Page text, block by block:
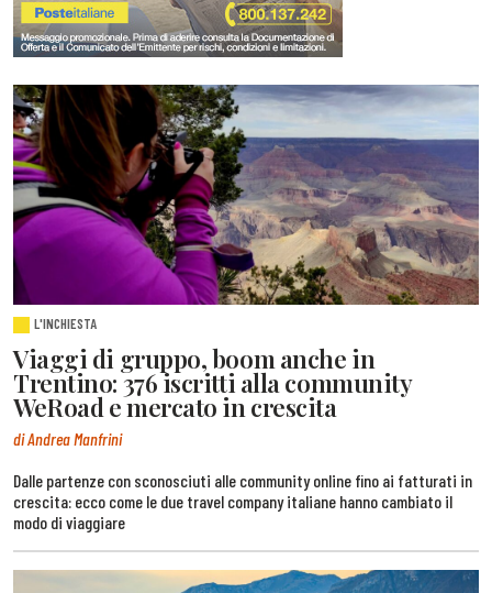
L'INCHIESTA
Viaggi di gruppo, boom anche in
Trentino: 376 iscritti alla community
WeRoad e mercato in crescita
di Andrea Manfrini
Dalle partenze con sconosciuti alle community online fino ai fatturati in
crescita: ecco come le due travel company italiane hanno cambiato il
modo di viaggiare